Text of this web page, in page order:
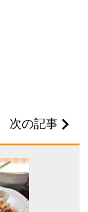
次の記事